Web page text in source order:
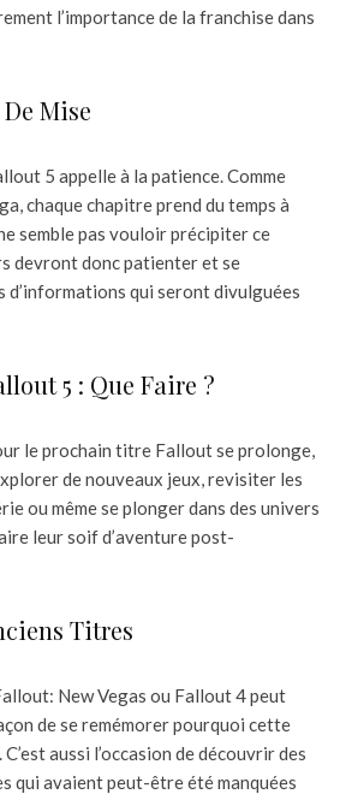
l’importance de la franchise dans
Mise
5 appelle à la patience. Comme
chaque chapitre prend du temps à
semble pas vouloir précipiter ce
devront donc patienter et se
d’informations qui seront divulguées
5 : Que Faire ?
le prochain titre Fallout se prolonge,
de nouveaux jeux, revisiter les
ou même se plonger dans des univers
leur soif d’aventure post-
Titres
New Vegas ou Fallout 4 peut
de se remémorer pourquoi cette
aussi l’occasion de découvrir des
qui avaient peut-être été manquées